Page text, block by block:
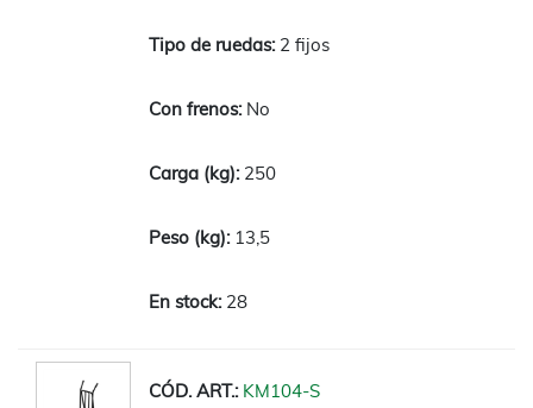
2 fijos
No
250
13,5
28
KM104-S